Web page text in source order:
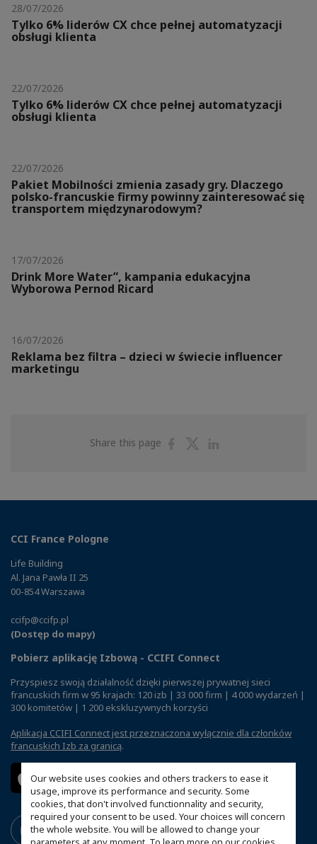
Our website uses cookies and others trackers to ease it
usage, improve its performance and security. Some
cookies, that don't involved functionnality and security,
required your consent to be used. Your choices will concern
the whole website. You will be allowed to change your
28/07/2026
Tylko 6% liderów CX chce pełnej automatyzacji
obsługi klienta
22/07/2026
Tylko 6% liderów CX chce pełnej automatyzacji
obsługi klienta
22/07/2026
Pakiet Mobilności zmienia zasady gry. Dlaczego
polsko-francuskie firmy powinny zainteresować się
transportem międzynarodowym?
17/07/2026
Drink More Water”, kampania edukacyjna
Wyborowa Pernod Ricard
16/07/2026
Reklama bez filtra – dzieci w świecie influencer
marketingu
Share this page
ShareShare
CCI France Pologne
Life Building
Al. Jana Pawła II 25
00-854 Warszawa
ccifp@ccifp.pl
(Dostęp do mapy)
Pobierz aplikację Izbową - CCIFI Connect
Przyspiesz swoją działalność dzięki pierwszej prywatnej sieci
francuskich firm w 95 krajach: 120 izb | 33 000 firm | 4 000 wydarzeń |
300 komitetów | 1 200 ekskluzywnych korzyści
Aplikacja CCIFI Connect jest przeznaczona wyłącznie dla członków
francuskich Izb za granicą.